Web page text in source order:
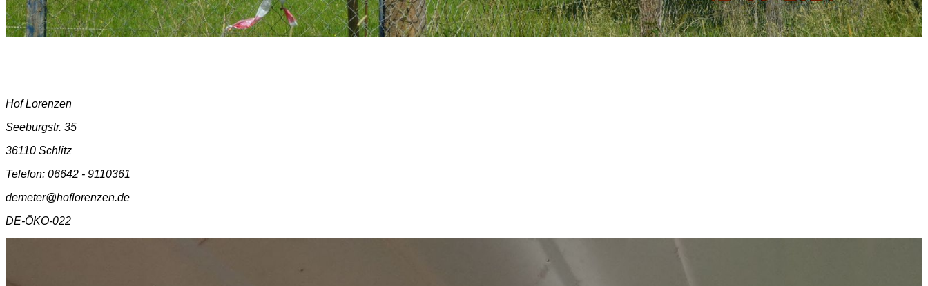
Hof Lorenzen
Seeburgstr. 35
36110 Schlitz
Telefon: 06642 - 9110361
demeter@hoflorenzen.de
DE-ÖKO-022